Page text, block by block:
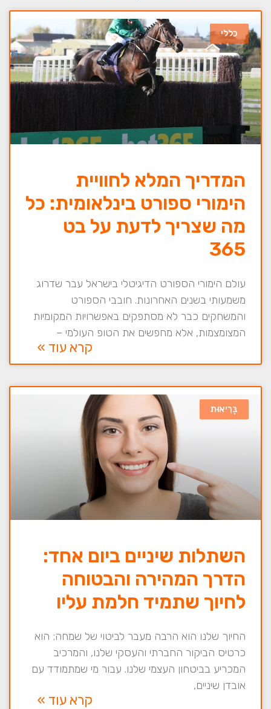
כללי
המדריך המלא לחוויית
הימורי ספורט בינלאומית: כל
מה שצריך לדעת על בט
365
עולם הימורי הספורט הדיגיטלי בישראל עבר שדרוג
משמעותי בשנים האחרונות. חובבי הספורט
והמשחקים כבר לא מסתפקים באפשרויות המקומיות
המצומצמות, אלא מחפשים את הטופ העולמי –
קרא עוד »
בְּרִיאוּת
השתלות שיניים ביום אחד:
הדרך המהירה והבטוחה
לחיוך שתמיד חלמת עליו
החיוך שלנו הוא הרבה מעבר לביטוי של שמחה; הוא
כרטיס הביקור החברתי והעסקי שלנו, והמרכיב
המכריע בביטחון העצמי שלנו. עבור מי שמתמודד עם
אובדן שיניים,
קרא עוד »